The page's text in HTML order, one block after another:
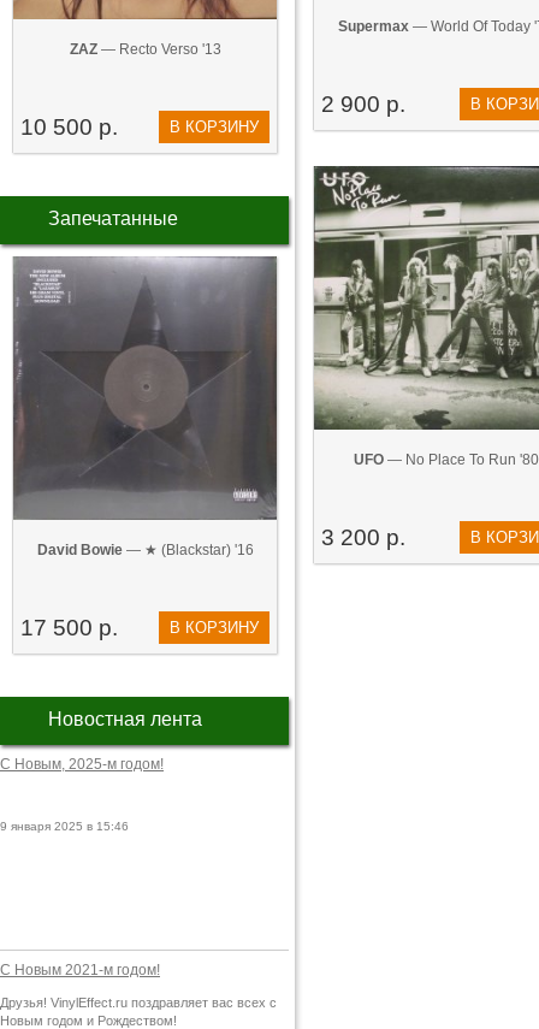
ZAZ— Recto Verso '13
10 500 р. В КОРЗИНУ
Запечатанные
David Bowie— ★ (Blackstar) '16
17 500 р. В КОРЗИНУ
Новостная лента
С Новым, 2025-м годом!
9 января 2025 в 15:46
С Новым 2021-м годом!
Друзья! VinylEffect.ru поздравляет вас всех с
Новым годом и Рождеством!
Supermax‎ — World Of Today
2 900 р. В
UFO— No Place To Run '80
3 200 р. В